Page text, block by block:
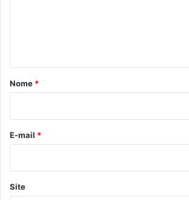
r
*
Nome *
E-mail *
Site